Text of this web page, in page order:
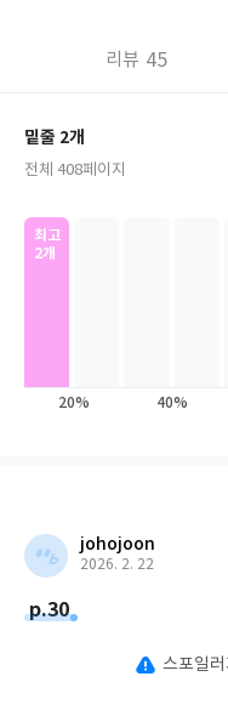
알아두면 당신의 지갑을 지
의 수익은 커 보이고, 내 노
나는 성실하게 일하지만
불확실성의 시대에 당신에
이슈까지, 경제 뉴스를 해
하루 10분, 경제 수업 한 토
진다. 가격이 오르내리는
훈, 비트코인 투자 전략까
시야가 넓어진다!
리뷰 45
밑줄 2개
전체 408페이지
최고
2개
20% 40%
johojoon
2026. 2. 22
p.30
스포일